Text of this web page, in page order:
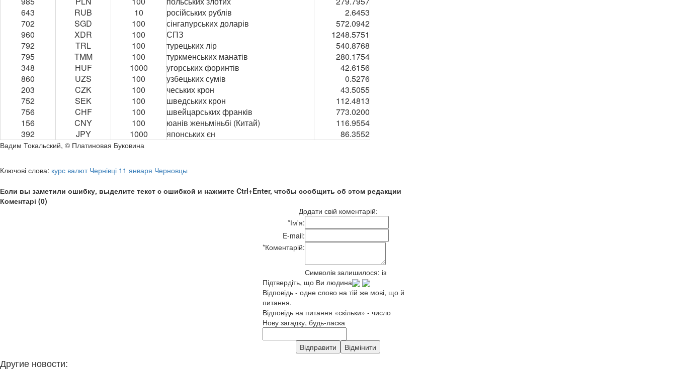
643
RUB 10 російських рублів
2.6453
702
SGD 100 сінгапурських доларів
572.0942
960
XDR 100 СПЗ
1248.5751
792
TRL 100 турецьких лір
540.8768
795
TMM 100 туркменських манатів
280.1754
348
HUF 1000 угорських форинтів
42.6156
860
UZS 100 узбецьких сумів
0.5276
203
CZK 100 чеських крон
43.5055
752
SEK 100 шведських крон
112.4813
756
CHF 100 швейцарських франків
773.0200
156
CNY 100 юанів женьміньбі (Китай)
116.9554
392
JPY 1000 японських єн 86.3552
Вадим Токальский, © Платиновая Буковина
Ключові слова: курс валют Чернівці 11 января Черновцы
Если вы заметили ошибку, выделите текст с ошибкой и нажмите Ctrl+Enter, чтобы сообщить об этом редакции
Коментарі (0)
Додати свій коментарій:
*Ім'я:
E-mail:
*Коментарій:
Символів залишилося: із
Підтвердіть, що Ви людина
Відповідь - одне слово на тій же мові, що й
питання.
Відповідь на питання «скільки» - число
Нову загадку, будь-ласка
Другие новости: